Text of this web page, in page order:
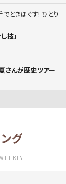
ときほぐす! ひとり
技」
さんが歴史ツアー
グ